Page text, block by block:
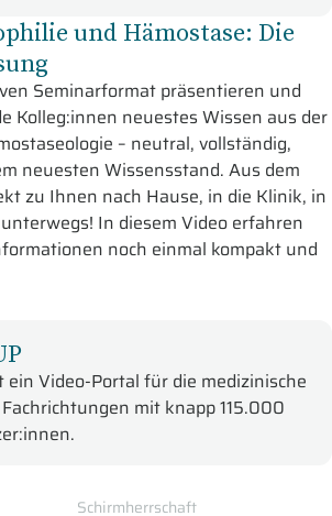
und Hämostase: Die
Seminarformat präsentieren und
Kolleg:innen neuestes Wissen aus der
– neutral, vollständig,
neuesten Wissensstand. Aus dem
zu Ihnen nach Hause, in die Klinik, in
In diesem Video erfahren
noch einmal kompakt und
ein Video-Portal für die medizinische
mit knapp 115.000
Schirmherrschaft